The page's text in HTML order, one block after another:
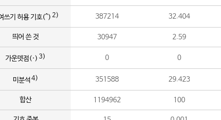
쓰기 허용 기호(^) 2) 387214 32.404
띄어 쓴 것 30947 2.59
가운뎃점(·) 3) 0 0
미분석 4) 351588 29.423
합산 1194962 100